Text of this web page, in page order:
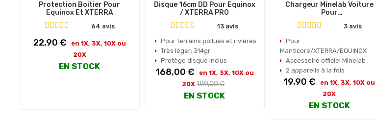
Protection Boitier Pour
Equinox Et XTERRA
64 avis
Prix
22,90 €
en 1X, 3X, 10X ou
20X
EN STOCK
Disque 16cm DD Pour Equinox
/ XTERRA PRO
13 avis
Pour terrains pollués et rivières
Très léger: 314gr
Protège disque inclus
Prix
168,00 €
en 1X, 3X, 10X ou
20X Prix
habituel
199,00 €
EN STOCK
Chargeur Minelab Voiture
Pour
Equinox/XTERRAManticore
3 avis
Pour
Manticore/XTERRA/EQUINOX
Accessoire officiel Minelab
2 appareils à la fois
Prix
19,90 €
en 1X, 3X, 10X ou
20X
EN STOCK